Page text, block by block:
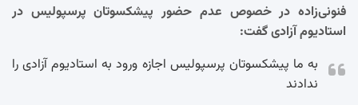
فنونی‌زاده در خصوص عدم حضور پیشکسوتان پرسپولیس در
استادیوم آزادی گفت:
به ما پیشکسوتان پرسپولیس اجازه ورود به استادیوم آزادی را
ندادند